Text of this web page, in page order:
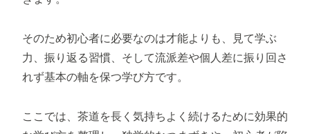
そのため初心者に必要なのは才能よりも、見て学ぶ
力、振り返る習慣、そして流派差や個人差に振り回さ
れず基本の軸を保つ学び方です。
ここでは、茶道を長く気持ちよく続けるために効果的